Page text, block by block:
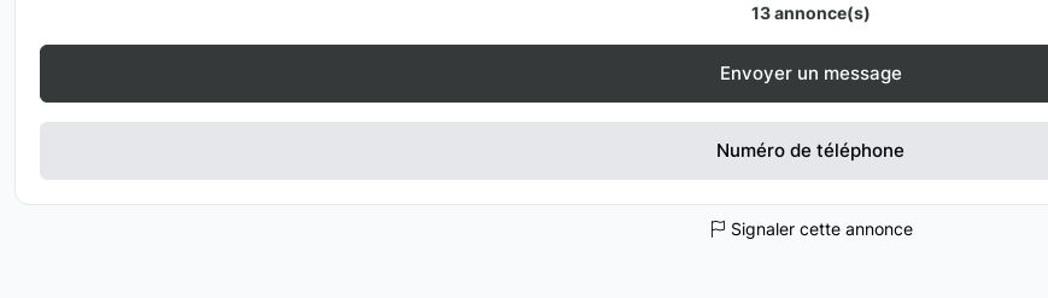
13 annonce(s)
Envoyer un message
Numéro de téléphone
Signaler cette annonce